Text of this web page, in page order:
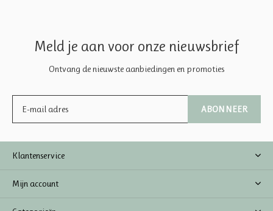
Meld je aan voor onze nieuwsbrief
Ontvang de nieuwste aanbiedingen en promoties
ABONNEER
Klantenservice
Mijn account